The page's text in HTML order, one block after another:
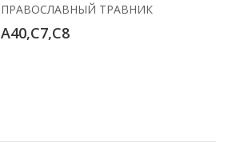
ПРАВОСЛАВНЫЙ ТРАВНИК
A40,C7,C8